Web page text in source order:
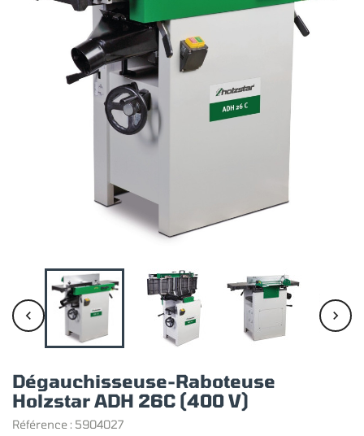
 
Dégauchisseuse-Raboteuse
Holzstar ADH 26C (400 V)
Référence : 5904027